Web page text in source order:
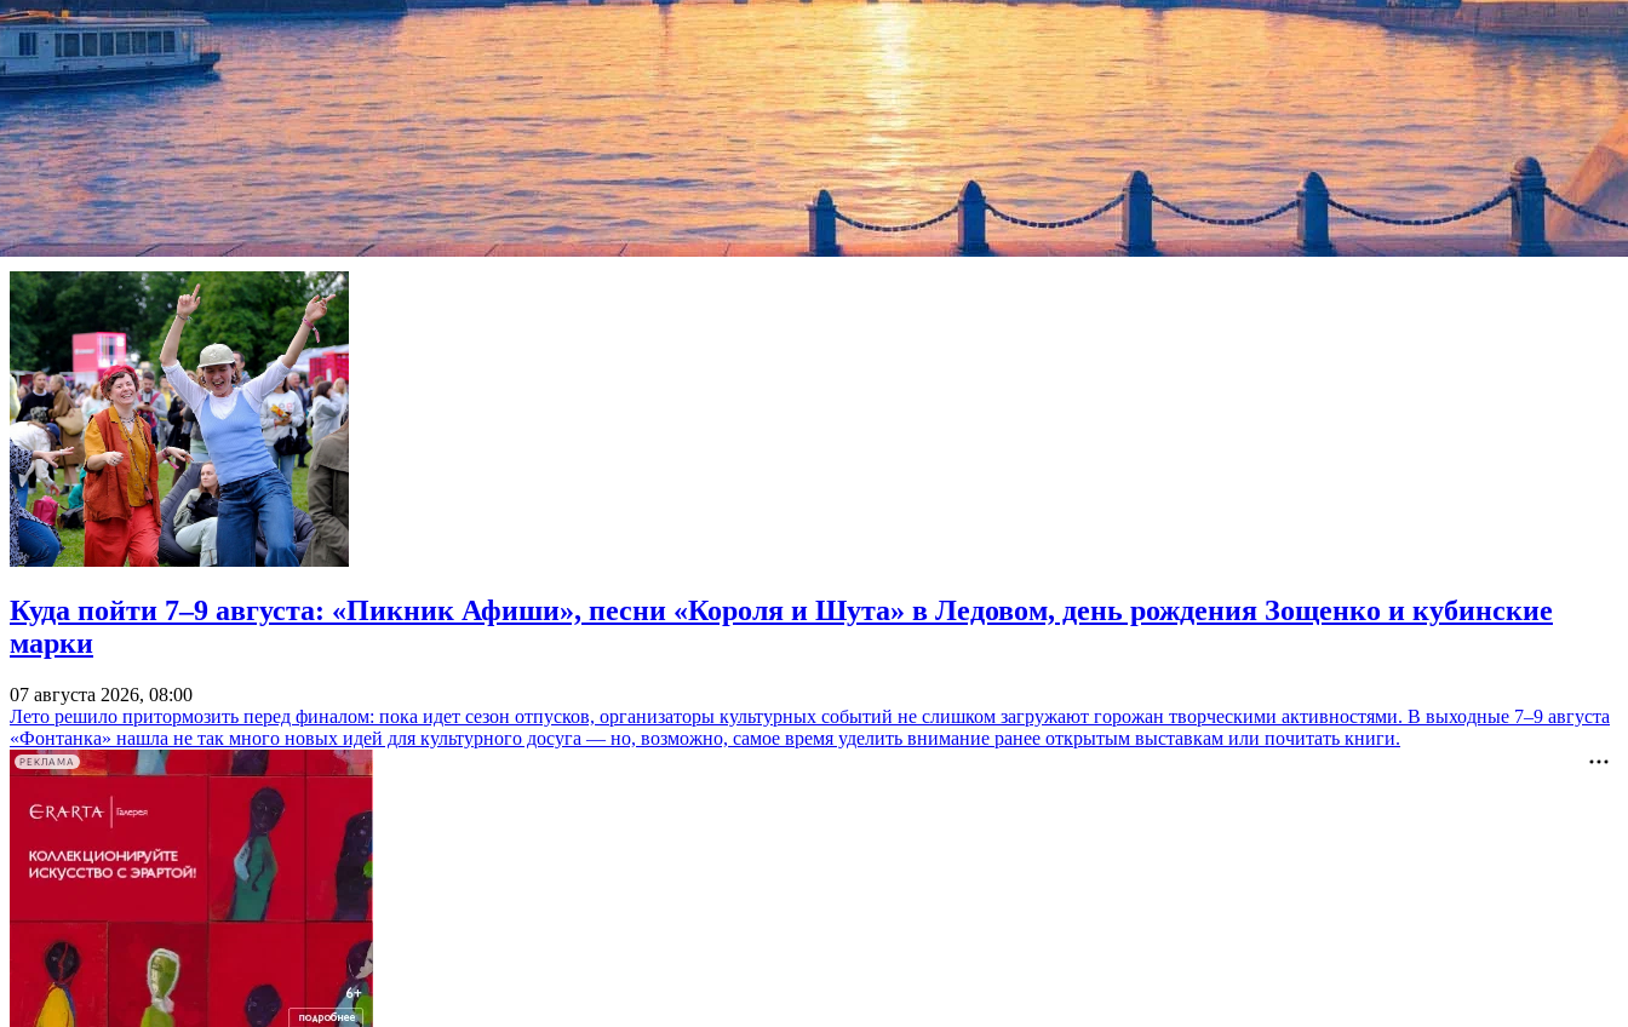
В Петербурге посмотреть фильмы бесплатно можно будет в кинотеатрах «Родина», «Восход», «Мираж синема» на Большом проспекте и в Колпино. Сеансы по акции начинаются после 20.00.
Участвует в акции и «Ленфильм» – но там сеансам «Ночи музеев» будут предшествовать бесплатные дневные показы собственных картин: «Самый рыжий Лис» Александры Стреляной
(10.30), «Развод по собственному желанию» Ильи Северова (12.15), «Птица» Ксении Баскаковой (14.10), «Золушка» Надежды Кошеверовой (16.15) и «Три дня до весны» Александра
Касаткина (18.05).
Кроме того, на киностудии можно будет посмотреть новую выставку, посвященную 70-летию фильма «Золушка», и посетить экскурсии. Старт групп — в 10.00, 11.30, 13.00, 14.30, 16.00, 17.30
и 19.00, стоимость участия — 150 рублей. Места лучше бронировать заранее, подробности — насайте «Ленфильма».
«Фонтанка.ру»
Куда пойти 7–9 августа: «Пикник Афиши», песни «Короля и Шута» в Ледовом, день рождения Зощенко и кубинские
марки
07 августа 2026, 08:00
Лето решило притормозить перед финалом: пока идет сезон отпусков, организаторы культурных событий не слишком загружают горожан творческими активностями. В выходные 7–9 августа
«Фонтанка» нашла не так много новых идей для культурного досуга — но, возможно, самое время уделить внимание ранее открытым выставкам или почитать книги.
РЕКЛАМА